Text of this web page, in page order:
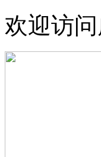
欢迎访